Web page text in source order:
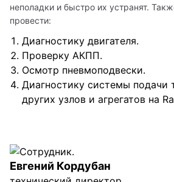
неполадки и быстро их устранят.
провести:
Диагностику двигателя.
Проверку АКПП.
Осмотр пневмоподвески.
Диагностику системы подачи
других узлов и агрегатов на
Евгений Кордубан